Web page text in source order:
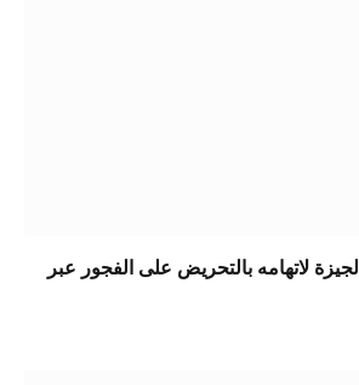
لاتهامه بالتحريض على الفجور عبر